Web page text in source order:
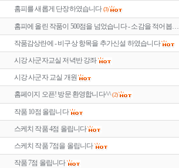
홈피를 새롭게 단장하였습니다 (3)
홈피에 올린 작품이 500점을 넘었습니다 - 소감을 적어봅…
작품감상란에 - 비구상 항목을 추가신설 하였습니다
시강 사군자교실 저녁반 강좌
시강 사군자 교실 개원
홈페이지 오픈! 방문 환영합니다^^(2)
작품 10점 올립니다
스케치 작품 4점 올립니다
스케치 작품 7점을 올립니다
작품 7점 올립니다